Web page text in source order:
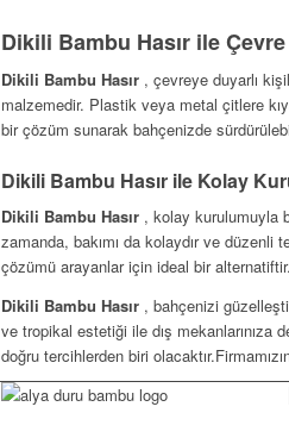
Dikili Bambu Hasır ile
Dikili Bambu Hasır , çevreye duyarlı
malzemedir. Plastik veya metal çitlere
bir çözüm sunarak bahçenizde
Dikili Bambu Hasır ile Kolay
Dikili Bambu Hasır , kolay kurulumuyla
zamanda, bakımı da kolaydır ve düzenli
çözümü arayanlar için ideal bir alternatiftir.
Dikili Bambu Hasır , bahçenizi
ve tropikal estetiği ile dış
doğru tercihlerden biri